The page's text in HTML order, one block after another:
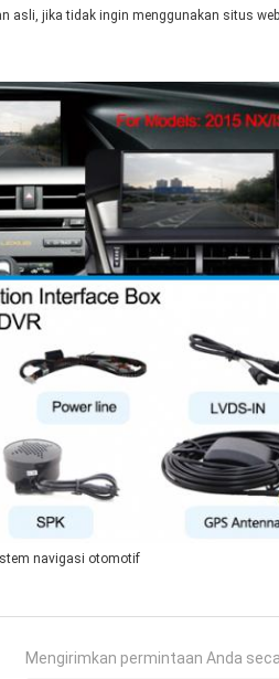
asli, jika tidak ingin menggunakan situs
navigasi otomotif
Mengirimkan permintaan Anda